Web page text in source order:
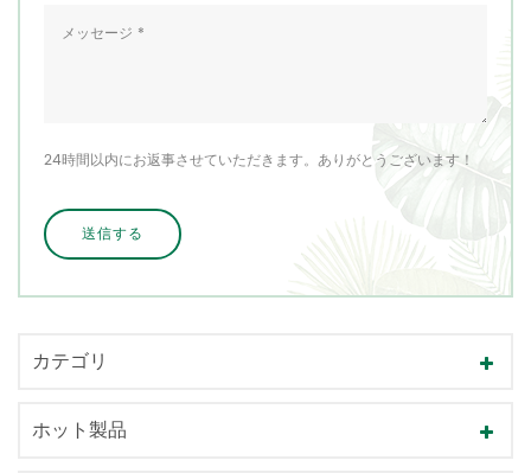
24時間以内にお返事させていただきます。ありがとうございます！
カテゴリ
ホット製品